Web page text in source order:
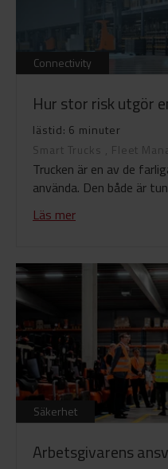
Connectivity
Hur stor risk utgör
lästid: 6 minuter
Smart Trucks , Fleet
Trucken är en av de
använda. Den både är
Läs mer
Säkerhet
Arbetsgivarens